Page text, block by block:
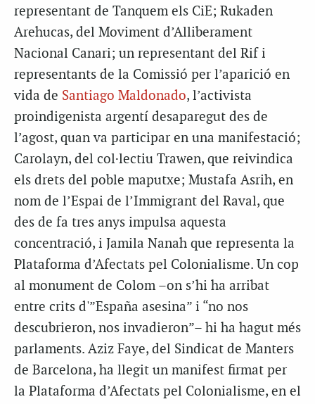
representant de Tanquem els CiE; Rukaden
Arehucas, del Moviment d’Alliberament
Nacional Canari; un representant del Rif i
representants de la Comissió per l’aparició en
vida de Santiago Maldonado, l’activista
proindigenista argentí desaparegut des de
l’agost, quan va participar en una manifestació;
Carolayn, del col·lectiu Trawen, que reivindica
els drets del poble maputxe; Mustafa Asrih, en
nom de l’Espai de l’Immigrant del Raval, que
des de fa tres anys impulsa aquesta
concentració, i Jamila Nanah que representa la
Plataforma d’Afectats pel Colonialisme. Un cop
al monument de Colom –on s’hi ha arribat
entre crits d'”España asesina” i “no nos
descubrieron, nos invadieron”– hi ha hagut més
parlaments. Aziz Faye, del Sindicat de Manters
de Barcelona, ha llegit un manifest firmat per
la Plataforma d’Afectats pel Colonialisme, en el